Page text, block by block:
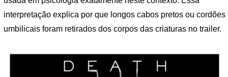
interpretação explica por que longos cabos pretos ou cordões
umbilicais foram retirados dos corpos das criaturas no trailer.